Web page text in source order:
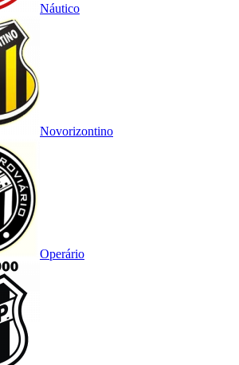
Náutico
Novorizontino
Operário